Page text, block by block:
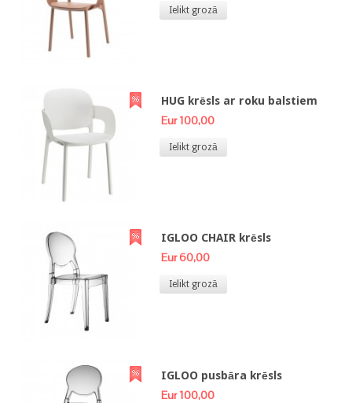
Ielikt grozā
HUG krēsls ar roku balstiem
Eur 100,00
Ielikt grozā
IGLOO CHAIR krēsls
Eur 60,00
Ielikt grozā
IGLOO pusbāra krēsls
Eur 100,00